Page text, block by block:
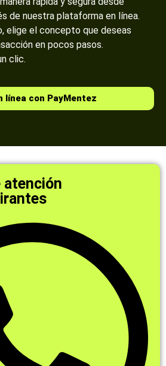
de nuestra plataforma en línea.
elige el concepto que deseas
en pocos pasos.
clic.
línea con PayMentez
atención